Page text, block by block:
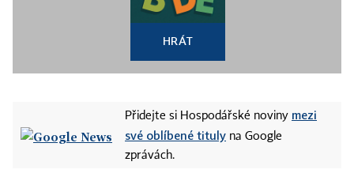
HRÁT
Přidejte si Hospodářské noviny mezi
své oblíbené tituly na Google
zprávách.